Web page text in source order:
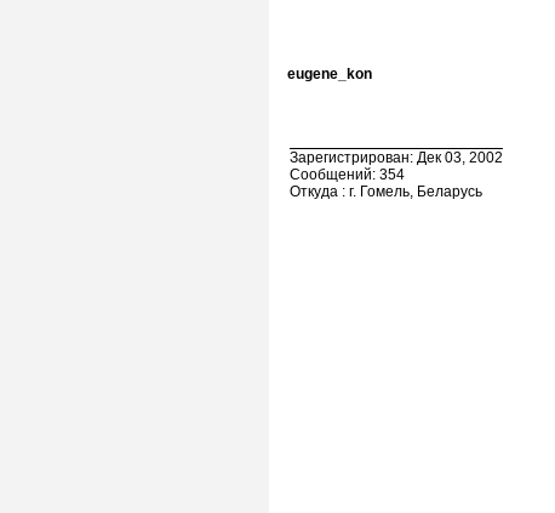
eugene_kon
Зарегистрирован: Дек 03, 2002
Сообщений: 354
Откуда : г. Гомель, Беларусь